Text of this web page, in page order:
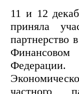
11 и 12
приняла
Финансовом
частного